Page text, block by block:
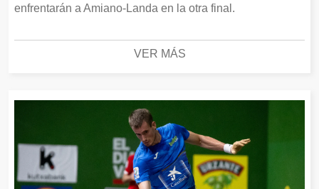
enfrentarán a Amiano-Landa en la otra final.
VER MÁS